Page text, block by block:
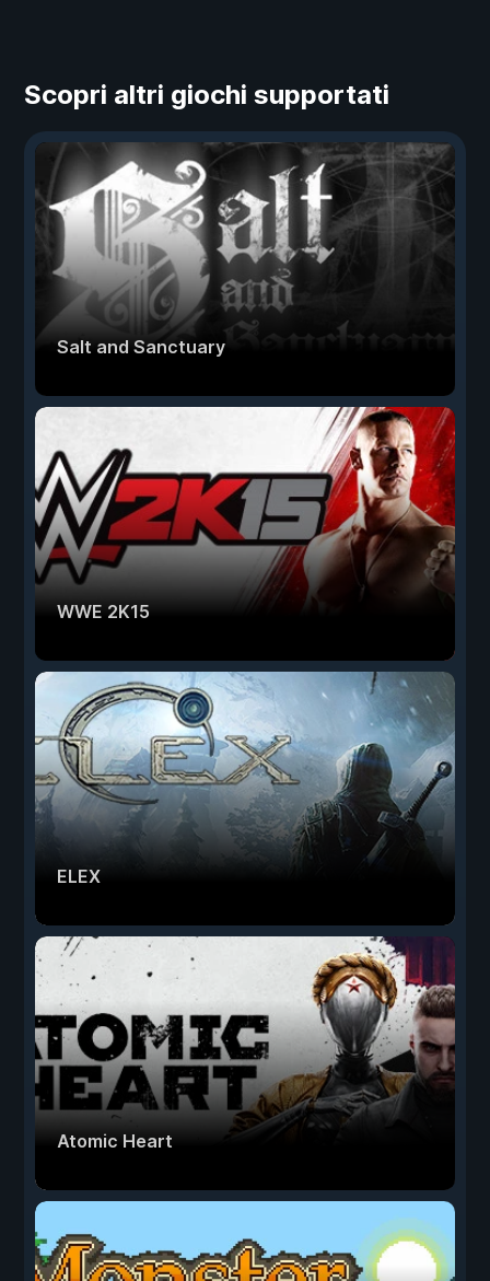
Scopri altri giochi supportati
Salt and Sanctuary
WWE 2K15
ELEX
Atomic Heart